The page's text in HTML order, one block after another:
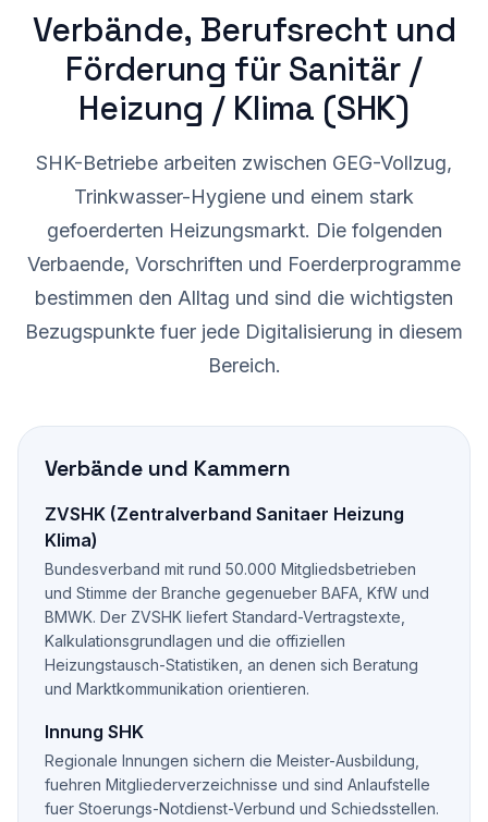
Verbände, Berufsrecht und
Förderung für Sanitär /
Heizung / Klima (SHK)
SHK-Betriebe arbeiten zwischen GEG-Vollzug,
Trinkwasser-Hygiene und einem stark
gefoerderten Heizungsmarkt. Die folgenden
Verbaende, Vorschriften und Foerderprogramme
bestimmen den Alltag und sind die wichtigsten
Bezugspunkte fuer jede Digitalisierung in diesem
Bereich.
Verbände und Kammern
ZVSHK (Zentralverband Sanitaer Heizung
Klima)
Bundesverband mit rund 50.000 Mitgliedsbetrieben
und Stimme der Branche gegenueber BAFA, KfW und
BMWK. Der ZVSHK liefert Standard-Vertragstexte,
Kalkulationsgrundlagen und die offiziellen
Heizungstausch-Statistiken, an denen sich Beratung
und Marktkommunikation orientieren.
Innung SHK
Regionale Innungen sichern die Meister-Ausbildung,
fuehren Mitgliederverzeichnisse und sind Anlaufstelle
fuer Stoerungs-Notdienst-Verbund und Schiedsstellen.